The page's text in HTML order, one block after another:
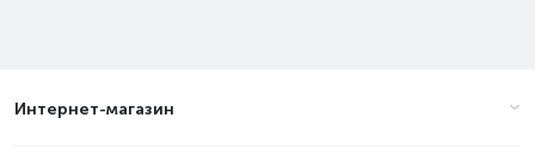
Интернет-магазин